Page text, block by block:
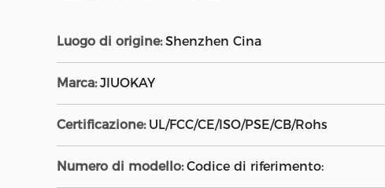
Luogo di origine: Shenzhen Cina
Marca: JIUOKAY
Certificazione: UL/FCC/CE/ISO/PSE/CB/Rohs
Numero di modello: Codice di riferimento: